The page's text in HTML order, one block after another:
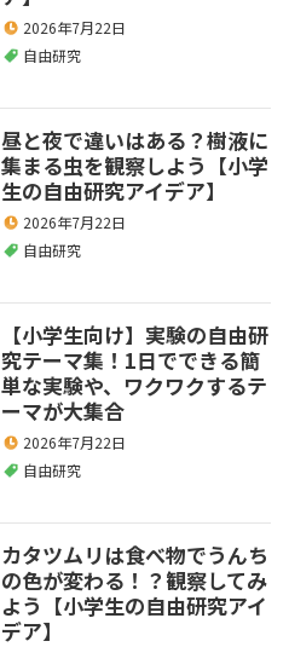
2026年7月22日
自由研究
昼と夜で違いはある？樹液に
集まる虫を観察しよう【小学
生の自由研究アイデア】
2026年7月22日
自由研究
【小学生向け】実験の自由研
究テーマ集！1日でできる簡
単な実験や、ワクワクするテ
ーマが大集合
2026年7月22日
自由研究
カタツムリは食べ物でうんち
の色が変わる！？観察してみ
よう【小学生の自由研究アイ
デア】